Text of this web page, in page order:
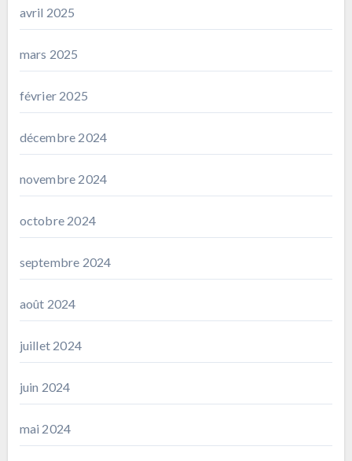
avril 2025
mars 2025
février 2025
décembre 2024
novembre 2024
octobre 2024
septembre 2024
août 2024
juillet 2024
juin 2024
mai 2024